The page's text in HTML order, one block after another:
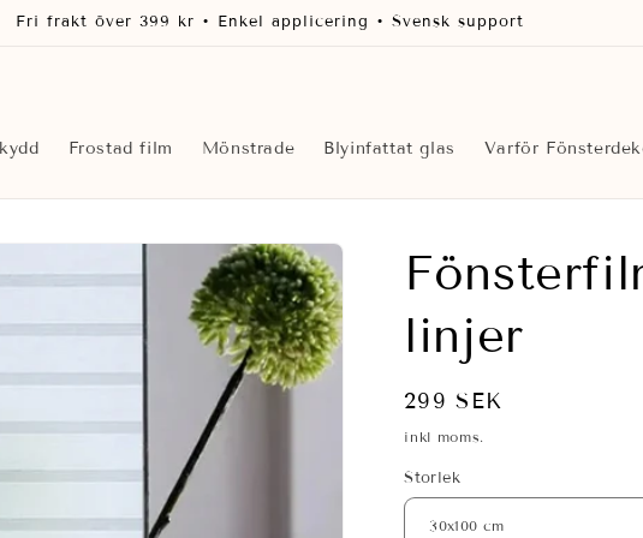
Fri frakt över 399 kr • Enkel applicering • Svensk support
Frostad film Mönstrade Blyinfattat glas Varför
linjer
Ordinarie
pris
299 SEK
inkl moms.
Storlek